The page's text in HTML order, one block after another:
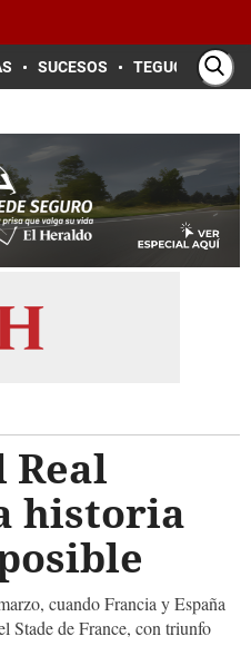
SUCESOS TEGUCIGALPA
Real
historia
cuando Francia y España
Stade de France, con triunfo